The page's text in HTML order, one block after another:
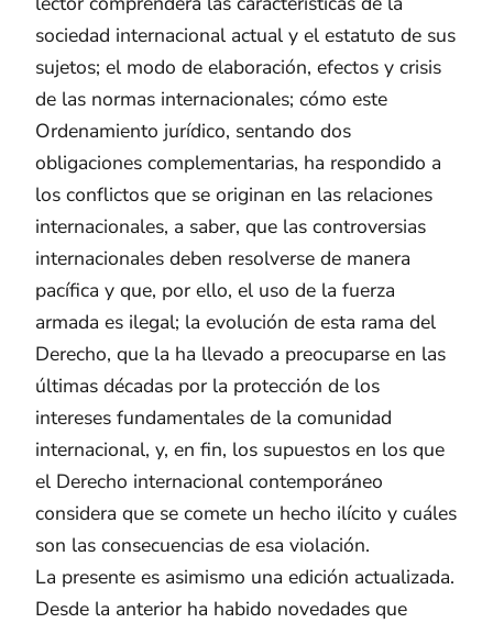
sociedad internacional actual y el estatuto de sus
sujetos; el modo de elaboración, efectos y crisis
de las normas internacionales; cómo este
Ordenamiento jurídico, sentando dos
obligaciones complementarias, ha respondido a
los conflictos que se originan en las relaciones
internacionales, a saber, que las controversias
internacionales deben resolverse de manera
pacífica y que, por ello, el uso de la fuerza
armada es ilegal; la evolución de esta rama del
Derecho, que la ha llevado a preocuparse en las
últimas décadas por la protección de los
intereses fundamentales de la comunidad
internacional, y, en fin, los supuestos en los que
el Derecho internacional contemporáneo
considera que se comete un hecho ilícito y cuáles
son las consecuencias de esa violación.
La presente es asimismo una edición actualizada.
Desde la anterior ha habido novedades que